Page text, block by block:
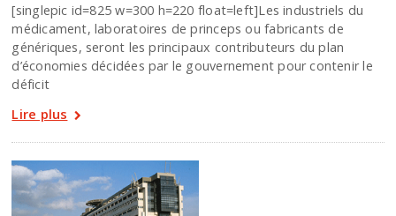
[singlepic id=825 w=300 h=220 float=left]Les industriels du
médicament, laboratoires de princeps ou fabricants de
génériques, seront les principaux contributeurs du plan
d’économies décidées par le gouvernement pour contenir le
déficit
Lire plus